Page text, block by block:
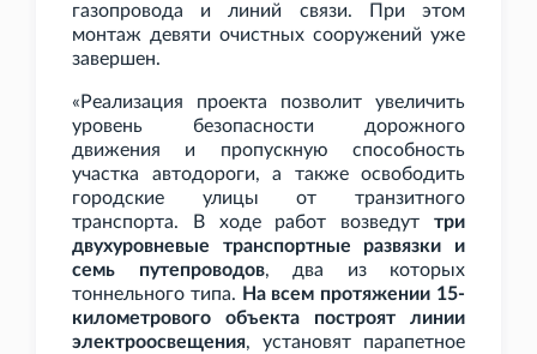
газопровода и линий связи. При этом
монтаж девяти очистных сооружений уже
завершен.
«Реализация проекта позволит увеличить
уровень безопасности дорожного
движения и пропускную способность
участка автодороги, а также освободить
городские улицы от транзитного
транспорта. В ходе работ возведут три
двухуровневые транспортные развязки и
семь путепроводов, два из которых
тоннельного типа. На всем протяжении 15-
километрового объекта построят линии
электроосвещения, установят парапетное